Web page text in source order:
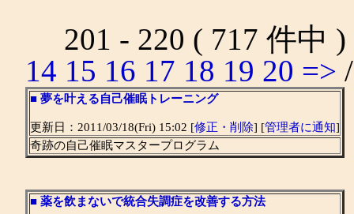
201 - 220 ( 717 件
14 15 16 17 18 19 20 =>
■ 夢を叶える自己催眠トレーニング
更新日：2011/03/18(Fri) 15:02 [修正・削除] [管理者に通知]
奇跡の自己催眠マスタープログラム
■ 薬を飲まないで統合失調症を改善する方法